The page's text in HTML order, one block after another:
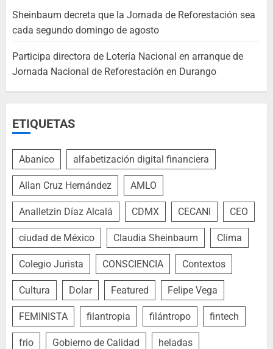
Sheinbaum decreta que la Jornada de Reforestación sea
cada segundo domingo de agosto
Participa directora de Lotería Nacional en arranque de
Jornada Nacional de Reforestación en Durango
ETIQUETAS
Abanico alfabetización digital financiera
Allan Cruz Hernández AMLO
Analletzin Díaz Alcalá CDMX CECANI CEO
ciudad de México Claudia Sheinbaum Clima
Colegio Jurista CONSCIENCIA Contextos
Cultura Dolar Featured Felipe Vega
FEMINISTA filantropia filántropo fintech
frio Gobierno de Calidad heladas